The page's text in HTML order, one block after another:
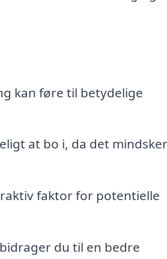
kan føre til betydelige
at bo i, da det mindsker
faktor for potentielle
du til en bedre